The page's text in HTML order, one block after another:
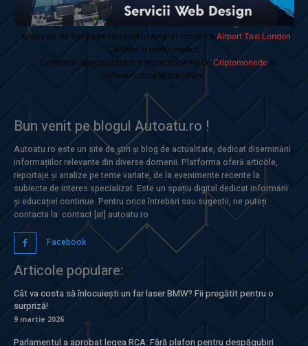
- Ai nevoie de transport aeroport in Anglia? Încearcă Airport Taxi London
Calitate la prețul corect.
- Companie specializata in tranzactionarea de Criptomonedesi
infrastructura blockchain.
Bun venit pe blogul Autoatu.ro !
Autoatu.ro este un site de știri și blog de actualitate, dedicat diseminării
informațiilor relevante din diverse domenii. Platforma oferă articole,
reportaje și analize pe teme variate, de la evenimente recente la
subiecte de interes specializat. Este un spațiu digital dedicat informării
și educației continue. Pentru orice întrebări sau sugestii, ne puteți
contacta la: contact [at] autoatu.ro
Facebook
Articole populare:
Cât va costa să înlocuiești un far laser BMW? Fii pregătit pentru o
surpriză!
9 martie 2026
Parlamentul a aprobat legea RCA: Fără plafon pentru despăgubiri